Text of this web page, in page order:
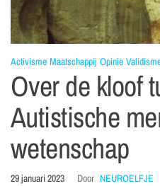
Activisme Maatschappij Opinie
Over de kloof
Autistische
wetenschap
29 januari 2023 Door NEUROELFJE